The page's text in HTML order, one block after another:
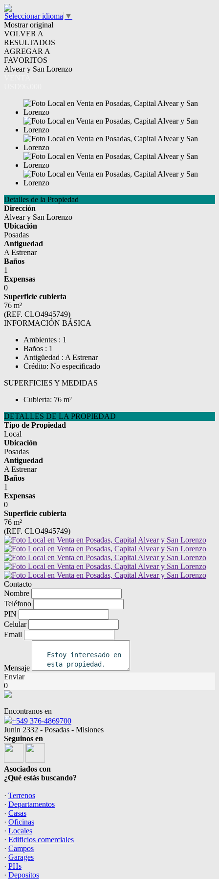
Seleccionar idioma ▼
Mostrar original
VOLVER A
RESULTADOS
AGREGAR A
FAVORITOS
Alvear y San Lorenzo
Detalles de la Propiedad
Dirección
Alvear y San Lorenzo
Ubicación
Posadas
Antiguedad
A Estrenar
Baños
1
Expensas
0
Superficie cubierta
76 m²
(REF. CLO4945749)
INFORMACIÓN BÁSICA
Ambientes : 1
Baños : 1
Antigüedad : A Estrenar
Crédito: No especificado
SUPERFICIES Y MEDIDAS
Cubierta: 76 m²
DETALLES DE LA PROPIEDAD
Tipo de Propiedad
Local
Ubicación
Posadas
Antiguedad
A Estrenar
Baños
1
Expensas
0
Superficie cubierta
76 m²
(REF. CLO4945749)
Contacto
Nombre
Teléfono
PIN
Celular
Email
Mensaje
Enviar
0
Encontranos en
+549 376-4869700
Junin 2332 - Posadas - Misiones
Seguinos en
Asociados con
¿Qué estás buscando?
· Terrenos
· Departamentos
· Casas
· Oficinas
· Locales
· Edificios comerciales
· Campos
· Garages
· PHs
· Depositos